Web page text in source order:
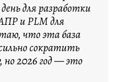
для разработки
и PLM для
что эта база
сократить
но 2026 год — это